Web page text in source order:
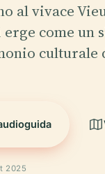
al vivace
come un
culturale
2025